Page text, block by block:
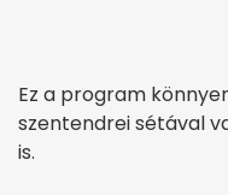
Ez a program
szentendrei sétával
is.